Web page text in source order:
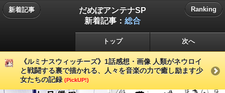
新着記事
だめぽアンテナSP
新着記事： 総合
Ranking
トップ 次へ
《ルミナスウィッチーズ》1話感想・画像 人類がネウロイ
と戦闘する裏で描かれる、人々を音楽の力で癒し励ます少
女たちの記録 (PickUP!)